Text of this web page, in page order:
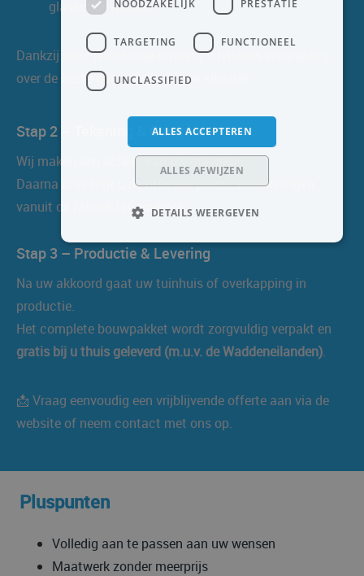
glasschuifwanden
Dankzij onze jarenlange ervaring adviseren wij u graag
over de beste oplossing voor uw situatie.
Stap 2 – Tekening & Controle
Wij maken een schets van uw ontwerp.
Daarna ontvangt u de officiële productietekeningen
vanuit de fabriek ter controle.
Stap 3 – Productie & Levering
Na uw akkoord gaat uw tuinhuis of overkapping in
productie.
Het complete bouwpakket wordt zorgvuldig verpakt en
gratis bij u thuis geleverd (m.u.v. de Waddeneilanden).
📩 Vraag eenvoudig een vrijblijvende offerte aan via de
website of neem contact met ons op.
Pluspunten
Volledig aan te passen aan uw wensen
Maatwerk zonder meerprijs
NOODZAKELIJK PRESTATIE
TARGETING FUNCTIONEEL
UNCLASSIFIED
ALLES ACCEPTEREN
ALLES AFWIJZEN
DETAILS WEERGEVEN